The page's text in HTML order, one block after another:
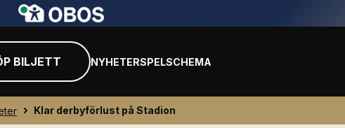
BILJETT NYHETERSPELSCHEMA
Klar derbyförlust på Stadion